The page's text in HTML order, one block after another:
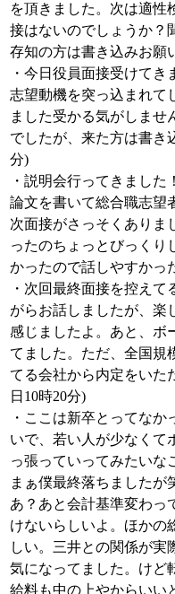
を頂きました。次は適性
接はないのでしょうか？
存知の方は書き込みお願
・今日役員面接受けて
志望動機を突っ込まれて
ました受かる気がしませ
でしたが、来た方は書き
分)
・説明会行ってきまし
論文を書いて総合職志望
次面接がさっそくありま
ったのちょっとびっくり
かったので話しやすかっ
・次回最終面接を控え
がらお話しましたが、楽
感じましたよ。あと、ボ
てました。ただ、全国規
てる会社から内定をいた
日10時20分)
・ここは新卒とってな
いで、若い人が少なくて
っ張っていってみたいな
まぁ僕最終落ちましたが
あ？あと会計基準変わっ
けないらしいよ。ほかの
しい。三井との関係が実
気になってました。けど
給料も中の上やからいい